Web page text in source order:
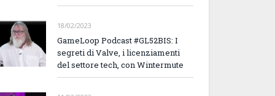
18/02/2023
GameLoop Podcast #GL52BIS: I
segreti di Valve, i licenziamenti
del settore tech, con Wintermute